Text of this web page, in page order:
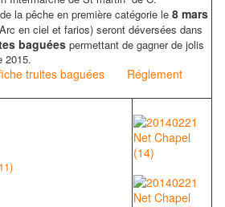
la pêche en première catégorie le 8 mars
en ciel et farios) seront déversées dans
baguées permettant de gagner de jolis
2015.
truites baguées
Réglement